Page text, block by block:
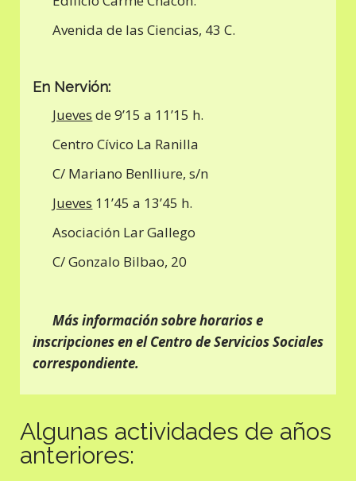
Avenida de las Ciencias, 43 C.
En Nervión:
Jueves de 9’15 a 11’15 h.
Centro Cívico La Ranilla
C/ Mariano Benlliure, s/n
Jueves 11’45 a 13’45 h.
Asociación Lar Gallego
C/ Gonzalo Bilbao, 20
Más información sobre horarios e
inscripciones en el Centro de Servicios Sociales
correspondiente.
Algunas actividades de años
anteriores: